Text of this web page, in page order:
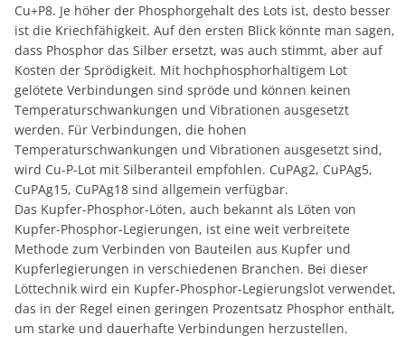
Cu+P8. Je höher der Phosphorgehalt des Lots ist, desto besser
ist die Kriechfähigkeit. Auf den ersten Blick könnte man sagen,
dass Phosphor das Silber ersetzt, was auch stimmt, aber auf
Kosten der Sprödigkeit. Mit hochphosphorhaltigem Lot
gelötete Verbindungen sind spröde und können keinen
Temperaturschwankungen und Vibrationen ausgesetzt
werden. Für Verbindungen, die hohen
Temperaturschwankungen und Vibrationen ausgesetzt sind,
wird Cu-P-Lot mit Silberanteil empfohlen. CuPAg2, CuPAg5,
CuPAg15, CuPAg18 sind allgemein verfügbar.
Das Kupfer-Phosphor-Löten, auch bekannt als Löten von
Kupfer-Phosphor-Legierungen, ist eine weit verbreitete
Methode zum Verbinden von Bauteilen aus Kupfer und
Kupferlegierungen in verschiedenen Branchen. Bei dieser
Löttechnik wird ein Kupfer-Phosphor-Legierungslot verwendet,
das in der Regel einen geringen Prozentsatz Phosphor enthält,
um starke und dauerhafte Verbindungen herzustellen.